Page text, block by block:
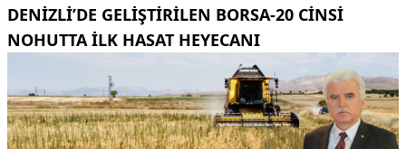
DENIZLI’DE GELIŞTIRILEN BORSA-20 CINSI
NOHUTTA ILK HASAT HEYECANI